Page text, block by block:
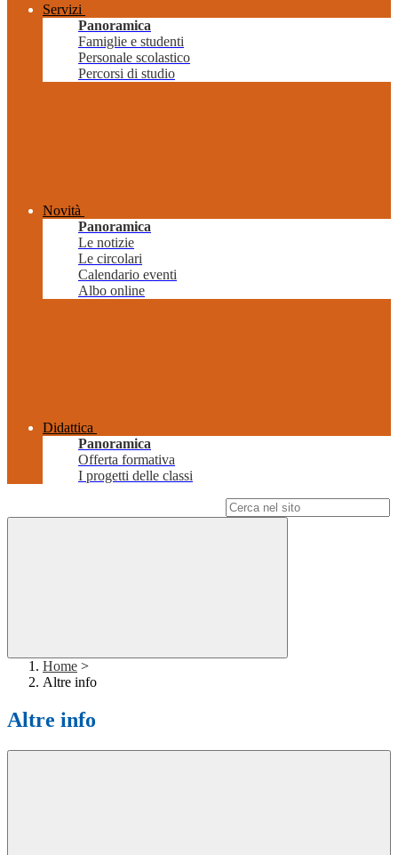
Servizi
Panoramica
Famiglie e studenti
Personale scolastico
Percorsi di studio
Novità
Panoramica
Le notizie
Le circolari
Calendario eventi
Albo online
Didattica
Panoramica
Offerta formativa
I progetti delle classi
Home >
Altre info
Altre info